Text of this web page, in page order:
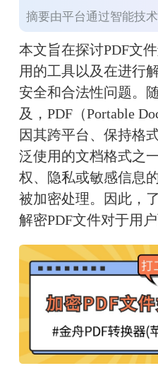
摘要由平台通过智能技
本文旨在探讨PDF文
用的工具以及在进行
安全和合法性问题。
及，PDF（Portable
因其跨平台、保持格
泛使用的文档格式之
权、隐私或敏感信息
被加密处理。因此，
解密PDF文件对于用